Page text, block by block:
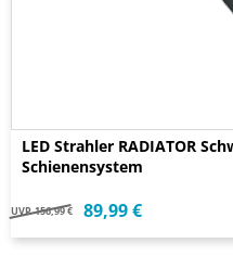
LED Strahler RADIATOR
Schienensystem
UVP 156,99 € 89,99 €